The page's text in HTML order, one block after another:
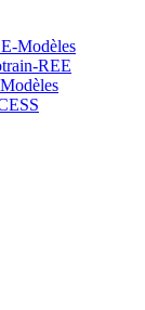
Modèles
REE